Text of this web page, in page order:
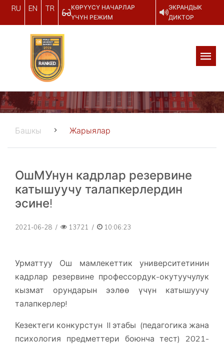
RU EN TR
КӨРҮҮСҮ НАЧАРЛАР
ҮЧҮН РЕЖИМ
ЭКРАНДЫК
ДИКТОР
Башкы Жарыялар
ОшМУнун кадрлар резервине
катышуучу талапкерлердин
эсине!
2021-06-28 / 13721 / 10:06:23
Урматтуу Ош мамлекеттик университетинин
кадрлар резервине профессордук-окутуучулук
кызмат орундарын ээлөө үчүн катышуучу
талапкерлер!
Кезектеги конкурстун II этабы (педагогика жана
психология предметтери боюнча тест) 2021-